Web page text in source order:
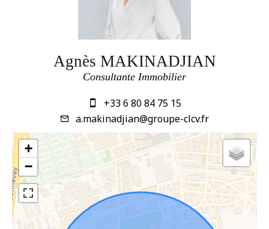
Agnès MAKINADJIAN
Consultante Immobilier
+33 6 80 84 75 15
a.makinadjian@groupe-clcv.fr
+
−